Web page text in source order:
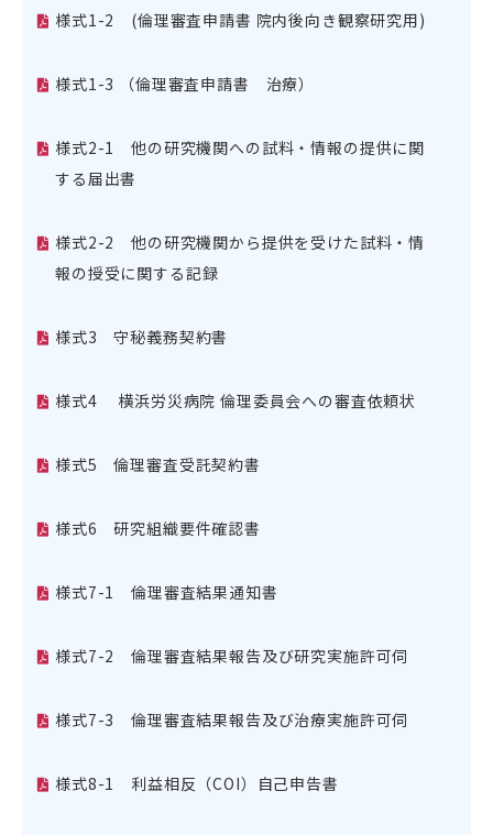
様式1-2 (倫理審査申請書 院内後向き観察研究用)
様式1-3 （倫理審査申請書 治療）
様式2-1 他の研究機関への試料・情報の提供に関
する届出書
様式2-2 他の研究機関から提供を受けた試料・情
報の授受に関する記録
様式3 守秘義務契約書
様式4 横浜労災病院 倫理委員会への審査依頼状
様式5 倫理審査受託契約書
様式6 研究組織要件確認書
様式7-1 倫理審査結果通知書
様式7-2 倫理審査結果報告及び研究実施許可伺
様式7-3 倫理審査結果報告及び治療実施許可伺
様式8-1 利益相反（COI）自己申告書